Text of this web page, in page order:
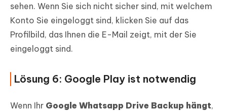
sehen. Wenn Sie sich nicht sicher sind, mit welchem
Konto Sie eingeloggt sind, klicken Sie auf das
Profilbild, das Ihnen die E-Mail zeigt, mit der Sie
eingeloggt sind.
Lösung 6: Google Play ist notwendig
Wenn Ihr Google Whatsapp Drive Backup hängt,